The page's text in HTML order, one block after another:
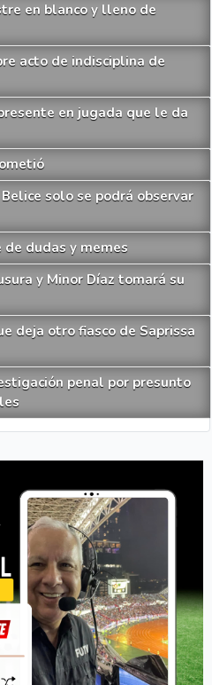
en blanco y lleno de
acto de indisciplina de
en jugada que le da
solo se podrá observar
dudas y memes
y Minor Díaz tomará su
deja otro fiasco de Saprissa
penal por presunto